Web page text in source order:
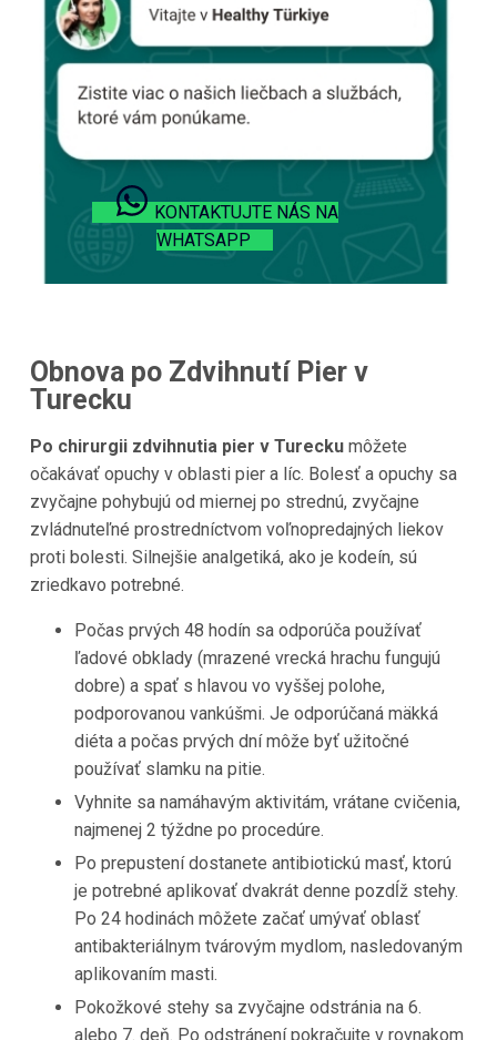
KONTAKTUJTE NÁS NA
WHATSAPP
Obnova po Zdvihnutí Pier v
Turecku
Po chirurgii zdvihnutia pier v Tureckumôžete
očakávať opuchy v oblasti pier a líc. Bolesť a opuchy sa
zvyčajne pohybujú od miernej po strednú, zvyčajne
zvládnuteľné prostredníctvom voľnopredajných liekov
proti bolesti. Silnejšie analgetiká, ako je kodeín, sú
zriedkavo potrebné.
Počas prvých 48 hodín sa odporúča používať
ľadové obklady (mrazené vrecká hrachu fungujú
dobre) a spať s hlavou vo vyššej polohe,
podporovanou vankúšmi. Je odporúčaná mäkká
diéta a počas prvých dní môže byť užitočné
používať slamku na pitie.
Vyhnite sa namáhavým aktivitám, vrátane cvičenia,
najmenej 2 týždne po procedúre.
Po prepustení dostanete antibiotickú masť, ktorú
je potrebné aplikovať dvakrát denne pozdĺž stehy.
Po 24 hodinách môžete začať umývať oblasť
antibakteriálnym tvárovým mydlom, nasledovaným
aplikovaním masti.
Pokožkové stehy sa zvyčajne odstránia na 6.
alebo 7. deň. Po odstránení pokračujte v rovnakom